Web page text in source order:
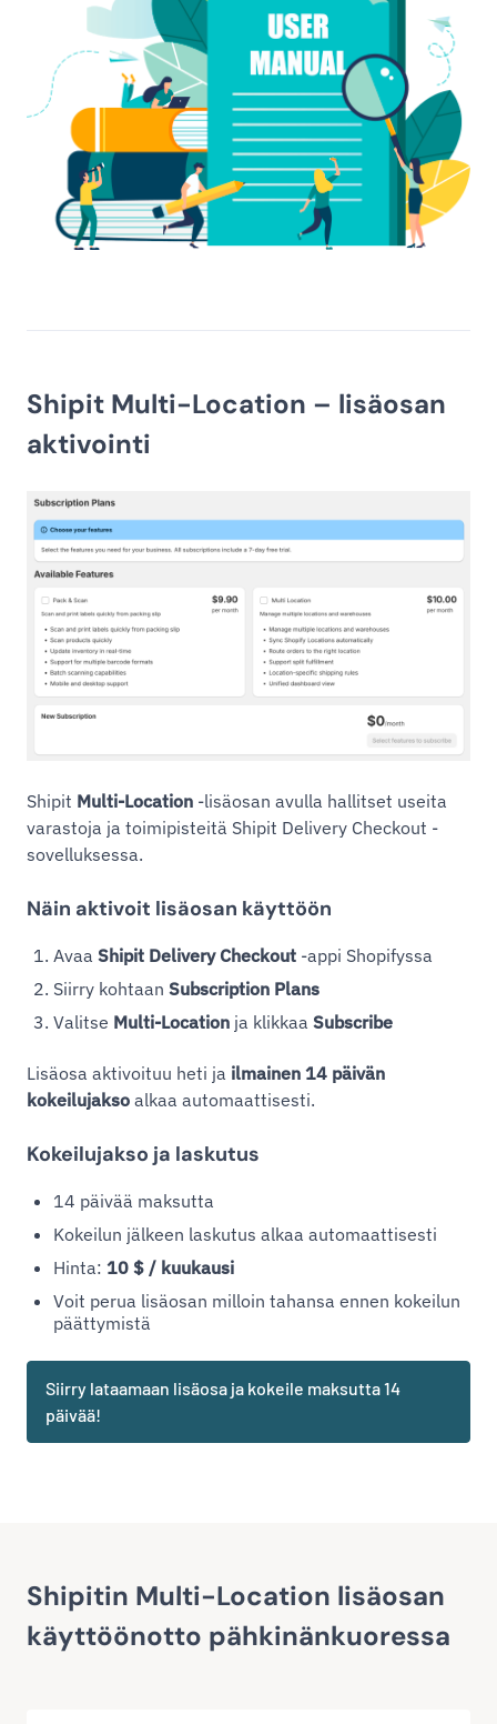
Shipit Multi-Location – lisäosan
aktivointi
Shipit Multi-Location -lisäosan avulla hallitset useita
varastoja ja toimipisteitä Shipit Delivery Checkout -
sovelluksessa.
Näin aktivoit lisäosan käyttöön
Avaa Shipit Delivery Checkout -appi Shopifyssa
Siirry kohtaan Subscription Plans
Valitse Multi-Location ja klikkaa Subscribe
Lisäosa aktivoituu heti ja ilmainen 14 päivän
kokeilujakso alkaa automaattisesti.
Kokeilujakso ja laskutus
14 päivää maksutta
Kokeilun jälkeen laskutus alkaa automaattisesti
Hinta: 10 $ / kuukausi
Voit perua lisäosan milloin tahansa ennen kokeilun
päättymistä
Siirry lataamaan lisäosa ja kokeile maksutta 14
päivää!
Shipitin Multi-Location lisäosan
käyttöönotto pähkinänkuoressa